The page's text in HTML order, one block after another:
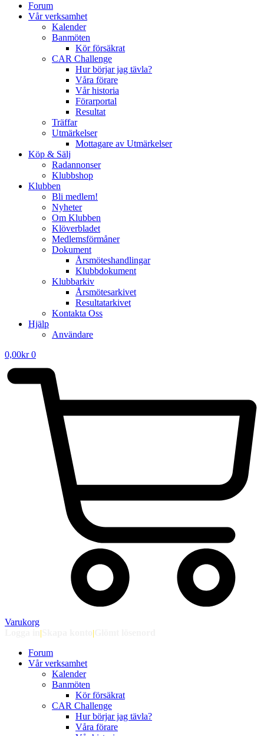
Forum
Vår verksamhet
Kalender
Banmöten
Kör försäkrat
CAR Challenge
Hur börjar jag tävla?
Våra förare
Vår historia
Förarportal
Resultat
Träffar
Utmärkelser
Mottagare av Utmärkelser
Köp & Sälj
Radannonser
Klubbshop
Klubben
Bli medlem!
Nyheter
Om Klubben
Klöverbladet
Medlemsförmåner
Dokument
Årsmöteshandlingar
Klubbdokument
Klubbarkiv
Årsmötesarkivet
Resultatarkivet
Kontakta Oss
Hjälp
Användare
0,00kr 0
Varukorg
| |
Forum
Vår verksamhet
Kalender
Banmöten
Kör försäkrat
CAR Challenge
Hur börjar jag tävla?
Våra förare